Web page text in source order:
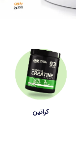
کراتین